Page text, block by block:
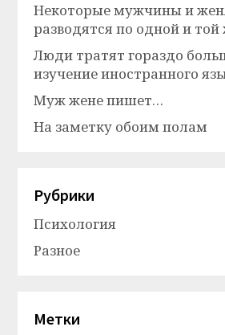
Некоторые мужчины и
разводятся по одной и
Люди тратят гораздо
изучение иностранного
Муж жене пишет…
На заметку обоим полам
Рубрики
Психология
Разное
Метки